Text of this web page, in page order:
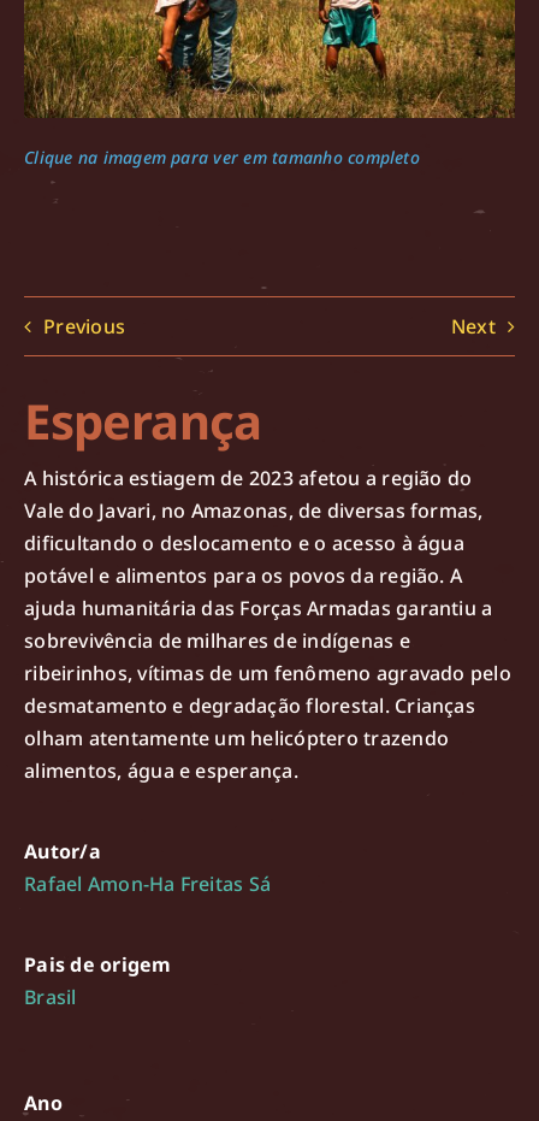
Esperança
A histórica estiagem de 2023 afetou a região do
Vale do Javari, no Amazonas, de diversas formas,
dificultando o deslocamento e o acesso à água
potável e alimentos para os povos da região. A
ajuda humanitária das Forças Armadas garantiu a
sobrevivência de milhares de indígenas e
ribeirinhos, vítimas de um fenômeno agravado pelo
desmatamento e degradação florestal. Crianças
olham atentamente um helicóptero trazendo
alimentos, água e esperança.
Autor/a
Rafael Amon-Ha Freitas Sá
Pais de origem
Brasil
Ano
Clique na imagem para ver em tamanho completo
Previous Next